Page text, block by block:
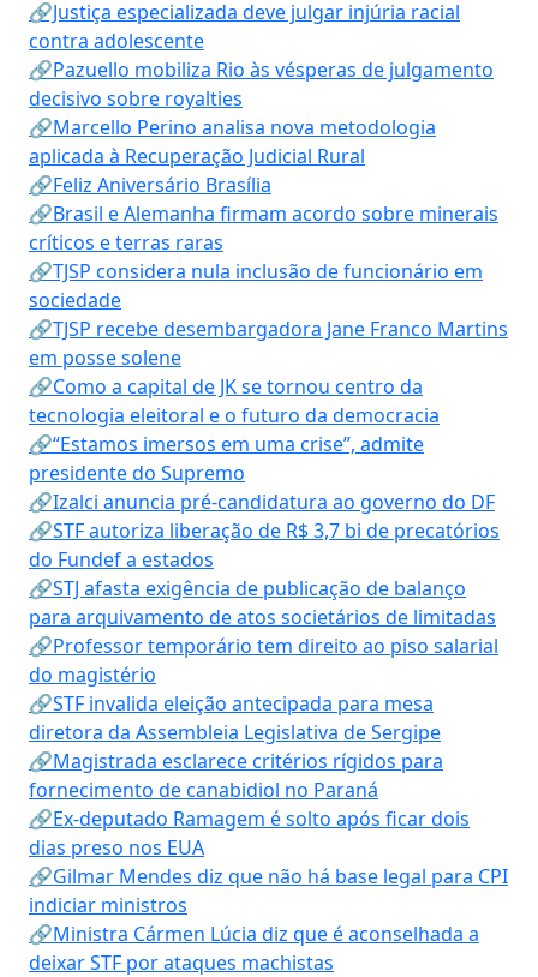
🔗Justiça especializada deve julgar injúria racial
contra adolescente
🔗Pazuello mobiliza Rio às vésperas de julgamento
decisivo sobre royalties
🔗Marcello Perino analisa nova metodologia
aplicada à Recuperação Judicial Rural
🔗Feliz Aniversário Brasília
🔗Brasil e Alemanha firmam acordo sobre minerais
críticos e terras raras
🔗TJSP considera nula inclusão de funcionário em
sociedade
🔗TJSP recebe desembargadora Jane Franco Martins
em posse solene
🔗Como a capital de JK se tornou centro da
tecnologia eleitoral e o futuro da democracia
🔗“Estamos imersos em uma crise”, admite
presidente do Supremo
🔗Izalci anuncia pré-candidatura ao governo do DF
🔗STF autoriza liberação de R$ 3,7 bi de precatórios
do Fundef a estados
🔗STJ afasta exigência de publicação de balanço
para arquivamento de atos societários de limitadas
🔗Professor temporário tem direito ao piso salarial
do magistério
🔗STF invalida eleição antecipada para mesa
diretora da Assembleia Legislativa de Sergipe
🔗Magistrada esclarece critérios rígidos para
fornecimento de canabidiol no Paraná
🔗Ex-deputado Ramagem é solto após ficar dois
dias preso nos EUA
🔗Gilmar Mendes diz que não há base legal para CPI
indiciar ministros
🔗Ministra Cármen Lúcia diz que é aconselhada a
deixar STF por ataques machistas